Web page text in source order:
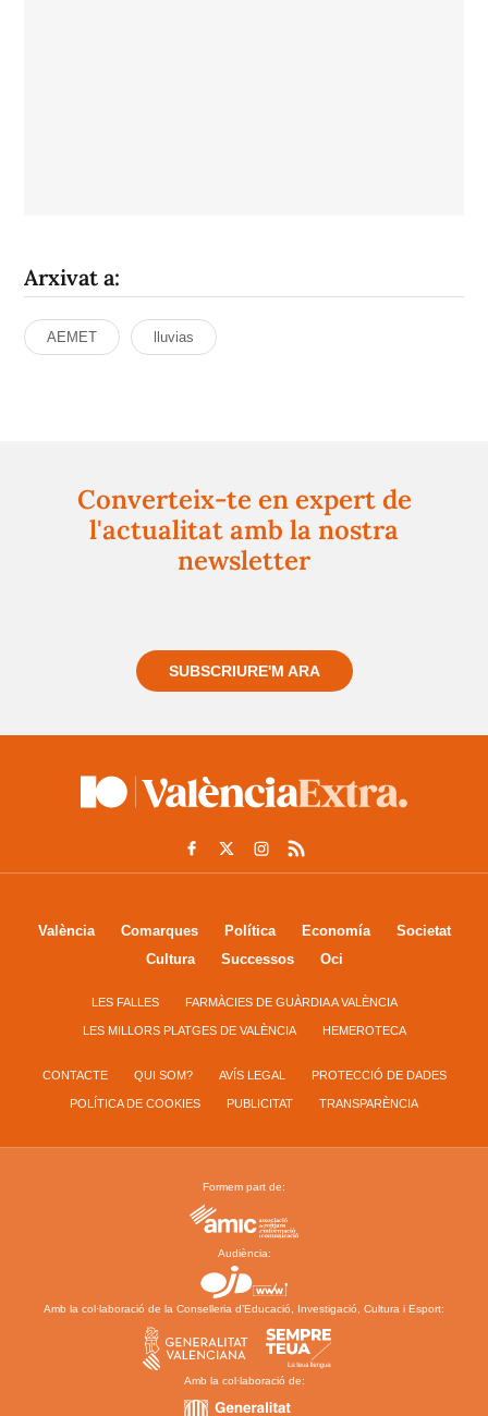
Arxivat a:
AEMET lluvias
Converteix-te en expert de
l'actualitat amb la nostra
newsletter
SUBSCRIURE'M ARA
València Comarques Política Economía
Societat
Cultura
Successos Oci
LES FALLES FARMÀCIES DE GUÀRDIA A VALÈNCIA
LES MILLORS PLATGES DE VALÈNCIA HEMEROTECA
CONTACTE QUI SOM? AVÍS LEGAL PROTECCIÓ DE DADES
POLÍTICA DE COOKIES PUBLICITAT TRANSPARÈNCIA
Formem part de:
Audiència:
Amb la col·laboració de la Conselleria d’Educació, Investigació, Cultura i Esport:
Amb la col·laboració de: